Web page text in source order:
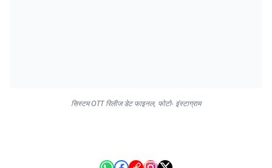
सिस्टम OTT रिलीज डेट फाइनल, फोटो- इंस्टाग्राम